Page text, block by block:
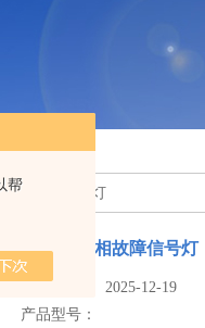
帮相故障信号灯
TDX-II断相故障信号灯
更新时间： 2025-12-19
产品型号：